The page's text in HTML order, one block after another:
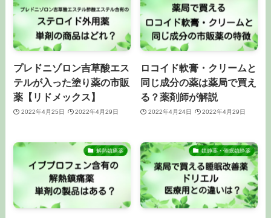
プレドニゾロン吉草酸エス
テルが入った塗り薬の市販
薬【リドメックス】
2022年4月25日 2022年4月29日
ロコイド軟膏・クリームと
同じ成分の薬は薬局で買え
る？薬剤師が解説
2022年4月24日 2022年4月29日
解熱鎮痛薬 鎮静薬・催眠鎮静薬